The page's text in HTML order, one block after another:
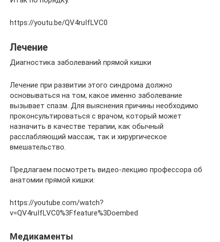
https://youtu.be/QV4ruIfLVC0
Лечение
Диагностика заболеваний прямой кишки
Лечение при развитии этого синдрома должно
основываться на том, какое именно заболевание
вызывает спазм. Для выяснения причины необходимо
проконсультироваться с врачом, который может
назначить в качестве терапии, как обычный
расслабляющий массаж, так и хирургическое
вмешательство.
Предлагаем посмотреть видео-лекцию профессора об
анатомии прямой кишки:
https://youtube.com/watch?
v=QV4ruIfLVC0%3Ffeature%3Doembed
Медикаменты